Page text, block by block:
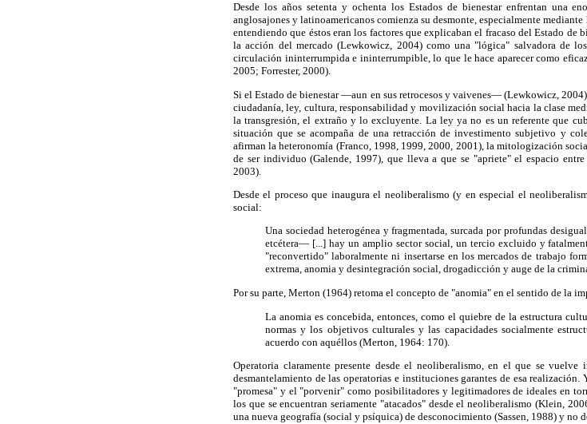
Desde los años setenta y ochenta los Estados de bienestar enfrentan una
anglosajones y latinoamericanos comienza su desmonte, especialmente
entendiendo que éstos eran los factores que explicaban el fracaso del Estado
la acción del mercado (Lewkowicz, 2004) como una "lógica" salvadora de
circulación ininterrumpida e ininterrumpible, lo que le hace aparecer como
2005; Forrester, 2000).
Si el Estado de bienestar —aun en sus retrocesos y vaivenes— (Lewkowicz,
ciudadanía, ley, cultura, responsabilidad y movilización social hacia la clase
la transgresión, el extraño y lo excluyente. La ley ya no es un referente que
situación que se acompaña de una retracción de investimento subjetivo y
afirman la heteronomía (Franco, 1998, 1999, 2000, 2001), la mitologización
de ser individuo (Galende, 1997), que lleva a que se "apriete" el espacio entre
2003).
Desde el proceso que inaugura el neoliberalismo (y en especial el
social:
Una sociedad heterogénea y fragmentada, surcada por profundas
etcétera— [...] hay un amplio sector social, un tercio excluido y
"reconvertido" laboralmente ni insertarse en los mercados de trabajo
extrema, anomia y desintegración social, drogadicción y auge de la
Por su parte, Merton (1964) retoma el concepto de "anomia" en el sentido de la
La anomia es concebida, entonces, como el quiebre de la estructura
normas y los objetivos culturales y las capacidades socialmente
acuerdo con aquéllos (Merton, 1964: 170).
Operatoria claramente presente desde el neoliberalismo, en el que se
desmantelamiento de las operatorias e instituciones garantes de esa
"promesa" y el "porvenir" como posibilitadores y legitimadores de ideales en
los que se encuentran seriamente "atacados" desde el neoliberalismo (Klein,
una nueva geografía (social y psíquica) de desconocimiento (Sassen, 1988) y no